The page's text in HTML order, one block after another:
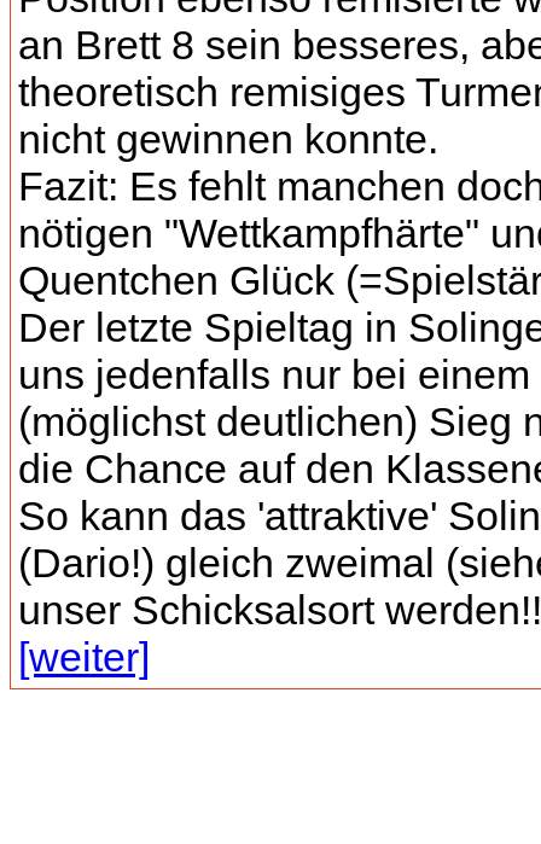
an Brett 8 sein besseres,
theoretisch remisiges
nicht gewinnen konnte.
Fazit: Es fehlt manchen
nötigen "Wettkampfhärte"
Quentchen Glück
Der letzte Spieltag in
uns jedenfalls nur bei einem
(möglichst deutlichen) Sieg
die Chance auf den
So kann das 'attraktive'
(Dario!) gleich zweimal
unser Schicksalsort
[weiter]